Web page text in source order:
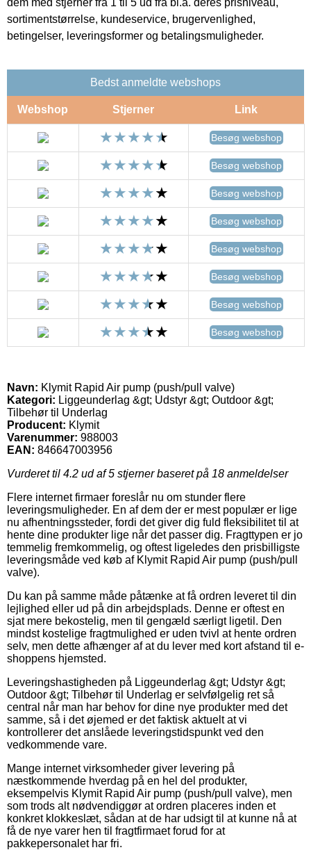
sortimentstørrelse, kundeservice, brugervenlighed,
betingelser, leveringsformer og betalingsmuligheder.
Bedst anmeldte webshops
Webshop Stjerner Link
Besøg webshop
Besøg webshop
Besøg webshop
Besøg webshop
Besøg webshop
Besøg webshop
Besøg webshop
Besøg webshop
Navn: Klymit Rapid Air pump (push/pull valve)
Kategori: Liggeunderlag &gt; Udstyr &gt; Outdoor &gt;
Tilbehør til Underlag
Producent: Klymit
Varenummer: 988003
EAN: 846647003956
Vurderet til 4.2 ud af 5 stjerner baseret på 18 anmeldelser
Flere internet firmaer foreslår nu om stunder flere
leveringsmuligheder. En af dem der er mest populær er lige
nu afhentningssteder, fordi det giver dig fuld fleksibilitet til at
hente dine produkter lige når det passer dig. Fragttypen er jo
temmelig fremkommelig, og oftest ligeledes den prisbilligste
leveringsmåde ved køb af Klymit Rapid Air pump (push/pull
valve).
Du kan på samme måde påtænke at få ordren leveret til din
lejlighed eller ud på din arbejdsplads. Denne er oftest en
sjat mere bekostelig, men til gengæld særligt ligetil. Den
mindst kostelige fragtmulighed er uden tvivl at hente ordren
selv, men dette afhænger af at du lever med kort afstand til e-
shoppens hjemsted.
Leveringshastigheden på Liggeunderlag &gt; Udstyr &gt;
Outdoor &gt; Tilbehør til Underlag er selvfølgelig ret så
central når man har behov for dine nye produkter med det
samme, så i det øjemed er det faktisk aktuelt at vi
kontrollerer det anslåede leveringstidspunkt ved den
vedkommende vare.
Mange internet virksomheder giver levering på
næstkommende hverdag på en hel del produkter,
eksempelvis Klymit Rapid Air pump (push/pull valve), men
som trods alt nødvendiggør at ordren placeres inden et
konkret klokkeslæt, sådan at de har udsigt til at kunne nå at
få de nye varer hen til fragtfirmaet forud for at
pakkepersonalet har fri.